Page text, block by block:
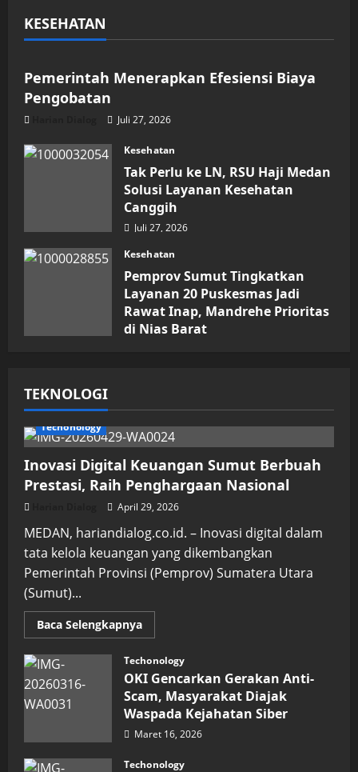
KESEHATAN
Kesehatan
Pemerintah Menerapkan Efesiensi Biaya
Pengobatan
Juli 27, 2026
Kesehatan
Tak Perlu ke LN, RSU Haji Medan
Solusi Layanan Kesehatan
Canggih
Juli 27, 2026
Kesehatan
Pemprov Sumut Tingkatkan
Layanan 20 Puskesmas Jadi
Rawat Inap, Mandrehe Prioritas
di Nias Barat
TEKNOLOGI
Techonology
Inovasi Digital Keuangan Sumut Berbuah
Prestasi, Raih Penghargaan Nasional
April 29, 2026
MEDAN, hariandialog.co.id. – Inovasi digital dalam
tata kelola keuangan yang dikembangkan
Pemerintah Provinsi (Pemprov) Sumatera Utara
(Sumut)...
Baca SelengkapnyaRead
more
Inovasi
Digital
Keuangan
Sumut
Berbuah
Prestasi,
Raih
Penghargaan
Techonology
OKI Gencarkan Gerakan Anti-
Scam, Masyarakat Diajak
Waspada Kejahatan Siber
Maret 16, 2026
Techonology